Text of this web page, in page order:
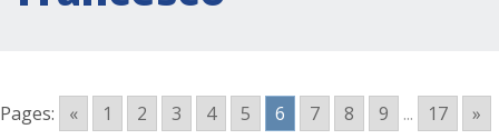
Pages: « 1 2 3 4 5 6 7 8 9 ... 17
»